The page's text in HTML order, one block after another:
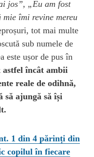
jos”, „Eu am fost
mie îmi revine mereu
tot mai multe
sub numele de
este ușor de pus în
încât ambii
reale de odihnă,
să ajungă să își
1 din 4 părinți din
copilul în fiecare